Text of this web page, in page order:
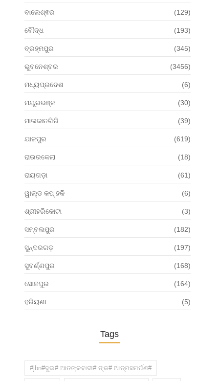
ବାଲେଶ୍ଵର (129)
ବୌଦ୍ଧ (193)
ବ୍ରହ୍ମପୁର (345)
ଭୁବନେଶ୍ବର (3456)
ମଧ୍ୟପ୍ରଦେଶ (6)
ମୟୂରଭଞ୍ଜ (30)
ମାଲକାନଗିରି (39)
ଯାଜପୁର (619)
ରାଉରକେଲା (18)
ରାୟଗଡ଼ା (61)
ୱାଲ୍ଡ କପ୍ ହକି (6)
ଶ୍ରୀହରିକୋଟା (3)
ସମ୍ବଲପୁର (182)
ସୁନ୍ଦରଗଡ଼ (197)
ସୁବର୍ଣ୍ଣପୁର (168)
ସୋନପୁର (164)
ହରିୟଣା (5)
Tags
#jbn#ଦୁଇ# ଆତଙ୍କବାଦୀ# ଙ୍କ# ଆତ୍ମସମର୍ପଣ#